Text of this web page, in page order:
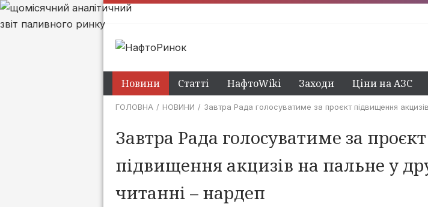
Новини Статті НафтоWiki Заходи Ціни на АЗС
ГОЛОВНА НОВИНИ Завтра Рада голосуватиме за проєкт підвищення
Завтра Рада голосуватиме за проєкт
підвищення акцизів на пальне у
читанні – нардеп